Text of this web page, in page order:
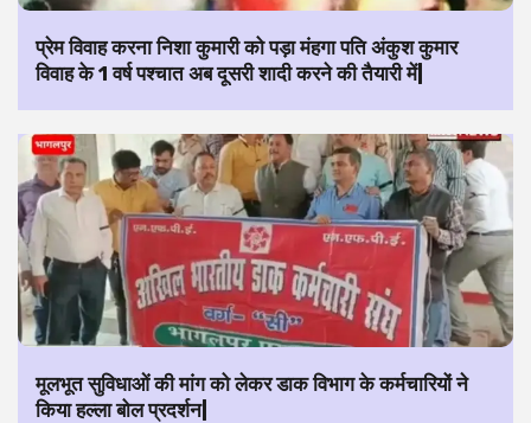
प्रेम विवाह करना निशा कुमारी को पड़ा मंहगा पति अंकुश कुमार
विवाह के 1 वर्ष पश्चात अब दूसरी शादी करने की तैयारी में|
मूलभूत सुविधाओं की मांग को लेकर डाक विभाग के कर्मचारियों ने
किया हल्ला बोल प्रदर्शन|